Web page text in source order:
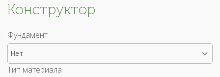
Конструктор
Фундамент
Нет
Тип материала